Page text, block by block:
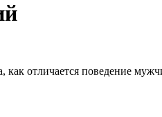
как отличается поведение